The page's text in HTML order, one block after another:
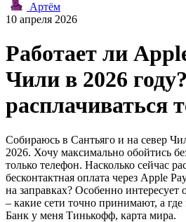
Артём
10 апреля 2026
Работает ли
Чили в 2026
расплачиваться
Собираюсь в Сантьяго и на север
2026. Хочу максимально обойтись
только телефон. Насколько сейчас
бесконтактная оплата через Apple
на заправках? Особенно интересует
– какие сети точно принимают, а
Банк у меня Тинькофф, карта мира.